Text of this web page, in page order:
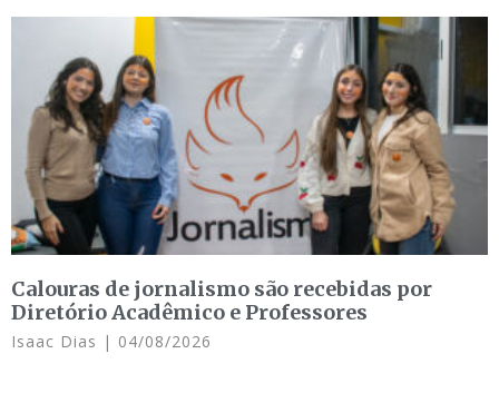
Calouras de jornalismo são recebidas por
Diretório Acadêmico e Professores
Isaac Dias 04/08/2026